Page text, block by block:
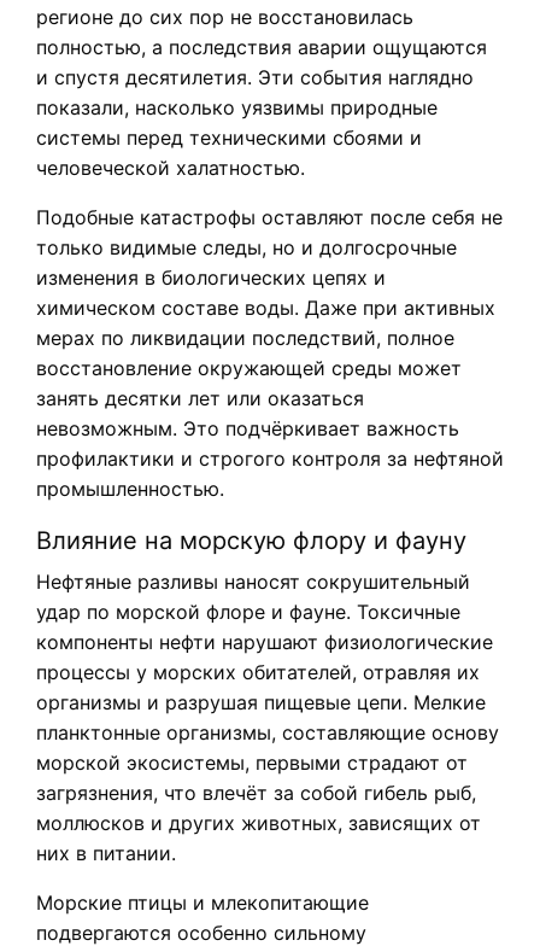
регионе до сих пор не восстановилась
полностью, а последствия аварии ощущаются
и спустя десятилетия. Эти события наглядно
показали, насколько уязвимы природные
системы перед техническими сбоями и
человеческой халатностью.
Подобные катастрофы оставляют после себя не
только видимые следы, но и долгосрочные
изменения в биологических цепях и
химическом составе воды. Даже при активных
мерах по ликвидации последствий, полное
восстановление окружающей среды может
занять десятки лет или оказаться
невозможным. Это подчёркивает важность
профилактики и строгого контроля за нефтяной
промышленностью.
Влияние на морскую флору и фауну
Нефтяные разливы наносят сокрушительный
удар по морской флоре и фауне. Токсичные
компоненты нефти нарушают физиологические
процессы у морских обитателей, отравляя их
организмы и разрушая пищевые цепи. Мелкие
планктонные организмы, составляющие основу
морской экосистемы, первыми страдают от
загрязнения, что влечёт за собой гибель рыб,
моллюсков и других животных, зависящих от
них в питании.
Морские птицы и млекопитающие
подвергаются особенно сильному